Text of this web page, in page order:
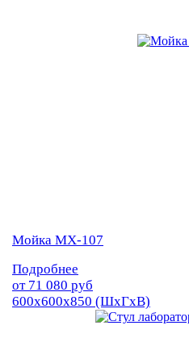
Мойка МХ-107
Подробнее
от 71 080 руб
600х600х850 (ШхГхВ)